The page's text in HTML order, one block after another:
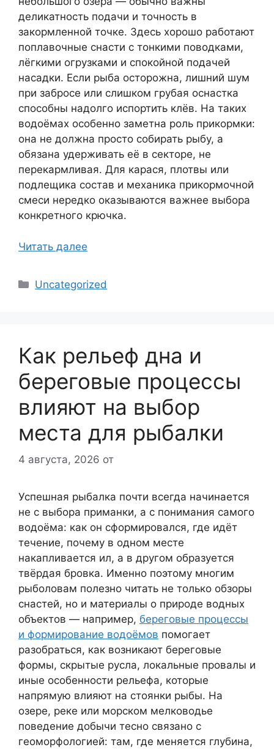
деликатность подачи и точность в
закормленной точке. Здесь хорошо работают
поплавочные снасти с тонкими поводками,
лёгкими огрузками и спокойной подачей
насадки. Если рыба осторожна, лишний шум
при забросе или слишком грубая оснастка
способны надолго испортить клёв. На таких
водоёмах особенно заметна роль прикормки:
она не должна просто собирать рыбу, а
обязана удерживать её в секторе, не
перекармливая. Для карася, плотвы или
подлещика состав и механика прикормочной
смеси нередко оказываются важнее выбора
конкретного крючка.
Читать далее
Рубрики
Uncategorized
Как рельеф дна и
береговые процессы
влияют на выбор
места для рыбалки
4 августа, 2026 от
Успешная рыбалка почти всегда начинается
не с выбора приманки, а с понимания самого
водоёма: как он сформировался, где идёт
течение, почему в одном месте
накапливается ил, а в другом образуется
твёрдая бровка. Именно поэтому многим
рыболовам полезно читать не только обзоры
снастей, но и материалы о природе водных
объектов — например, береговые процессы
и формирование водоёмов помогает
разобраться, как возникают береговые
формы, скрытые русла, локальные провалы и
иные особенности рельефа, которые
напрямую влияют на стоянки рыбы. На
озере, реке или морском мелководье
поведение добычи тесно связано с
геоморфологией: там, где меняется глубина,